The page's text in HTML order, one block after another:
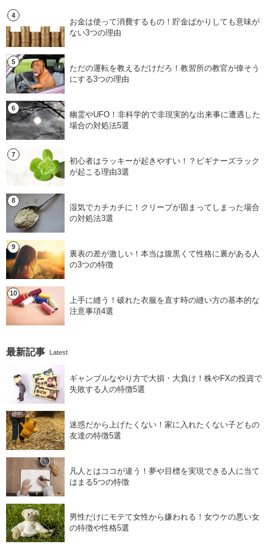
お金は使って消費するもの！貯金ばかりしても意味が
ない3つの理由
ただの運転を教えるだけだろ！教習所の教官が偉そう
にする3つの理由
幽霊やUFO！非科学的で非現実的な出来事に遭遇した
場合の対処法5選
初心者はラッキーが起きやすい！？ビギナーズラック
が起こる理由3選
湿気でカチカチに！クリープが固まってしまった場合
の対処法3選
裏表の差が激しい！本当は腹黒くて性格に裏がある人
の3つの特徴
上手に縫う！破れた衣服を直す時の縫い方の基本的な
注意事項4選
最新記事 Latest
ギャンブルなやり方で大損・大負け！株やFXの投資で
失敗する人の特徴5選
迷惑だから上げたくない！家に入れたくない子どもの
友達の特徴5選
凡人とはココが違う！夢や目標を実現できる人に当て
はまる5つの特徴
男性だけにモテて女性から嫌われる！女ウケの悪い女
の特徴や性格5選